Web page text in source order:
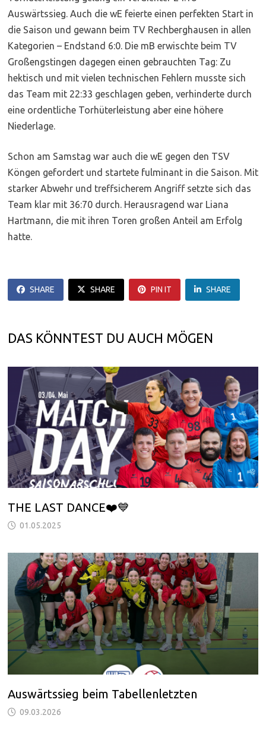
Auswärtssieg. Auch die wE feierte einen perfekten Start in
die Saison und gewann beim TV Rechberghausen in allen
Kategorien – Endstand 6:0. Die mB erwischte beim TV
Großengstingen dagegen einen gebrauchten Tag: Zu
hektisch und mit vielen technischen Fehlern musste sich
das Team mit 22:33 geschlagen geben, verhinderte durch
eine ordentliche Torhüterleistung aber eine höhere
Niederlage.
Schon am Samstag war auch die wE gegen den TSV
Köngen gefordert und startete fulminant in die Saison. Mit
starker Abwehr und treffsicherem Angriff setzte sich das
Team klar mit 36:70 durch. Herausragend war Liana
Hartmann, die mit ihren Toren großen Anteil am Erfolg
hatte.
SHARE SHARE PIN IT SHARE
DAS KÖNNTEST DU AUCH MÖGEN
THE LAST DANCE❤️💙
01.05.2025
Auswärtssieg beim Tabellenletzten
09.03.2026